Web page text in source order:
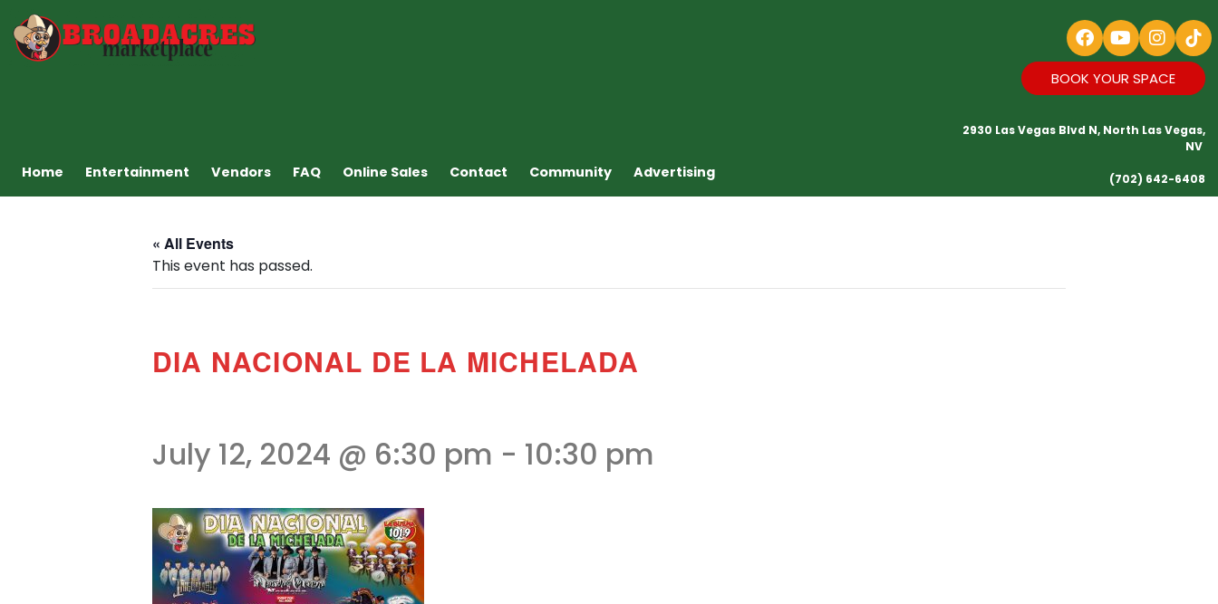
Home Entertainment Vendors FAQ Online Sales Contact Community Advertising
BOOK YOUR SPACE
2930 Las Vegas Blvd N, North Las Vegas,
NV
(702) 642-6408
« All Events
This event has passed.
DIA NACIONAL DE LA MICHELADA
July 12, 2024 @ 6:30 pm - 10:30 pm